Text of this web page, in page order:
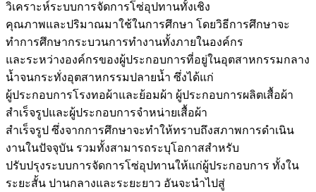
วิเคราะห์ระบบการจัดการโซ่อุปทานทั้งเชิง
คุณภาพและปริมาณมาใช้ในการศึกษา โดยวิธีการศึกษาจะ
ทำการศึกษากระบวนการทำงานทั้งภายในองค์กร
และระหว่างองค์กรของผู้ประกอบการที่อยู่ในอุตสาหกรรมกลาง
น้ำจนกระทั่งอุตสาหกรรมปลายน้ำ ซึ่งได้แก่
ผู้ประกอบการโรงทอผ้าและย้อมผ้า ผู้ประกอบการผลิตเสื้อผ้า
สำเร็จรูปและผู้ประกอบการจำหน่ายเสื้อผ้า
สำเร็จรูป ซึ่งจากการศึกษาจะทำให้ทราบถึงสภาพการดำเนิน
งานในปัจจุบัน รวมทั้งสามารถระบุโอกาสสำหรับ
ปรับปรุงระบบการจัดการโซ่อุปทานให้แก่ผู้ประกอบการ ทั้งใน
ระยะสั้น ปานกลางและระยะยาว อันจะนำไปสู่